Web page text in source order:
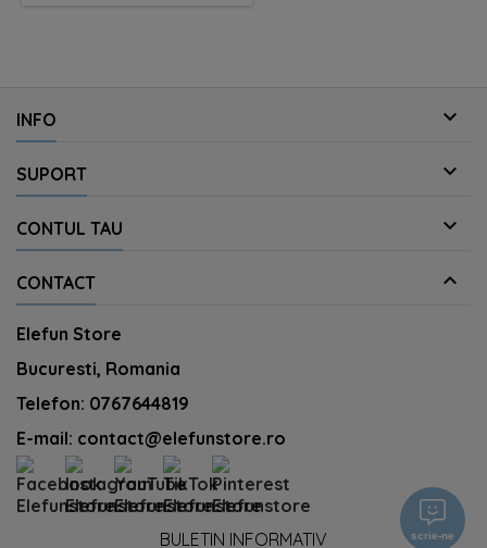
INFO 
SUPORT 
CONTUL TAU 
CONTACT 
Elefun Store
Bucuresti, Romania
Telefon: 0767644819
E-mail: contact@elefunstore.ro
scrie-ne
BULETIN INFORMATIV